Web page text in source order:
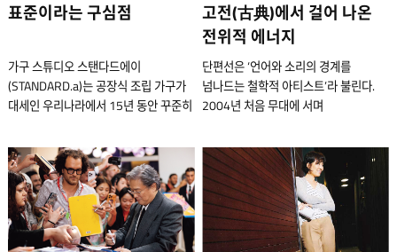
표준이라는 구심점
가구 스튜디오 스탠다드에이
(STANDARD.a)는 공장식 조립 가구가
대세인 우리나라에서 15년 동안 꾸준히
‘가치를 굳건히 지켜내는 것이
표준’이라는 이들의 믿음은 갤러리,
카페, 파인 다이닝 레스토랑,
복합문화공간 등 여러 공간에서 숨 쉬고
있다. 서울 서교동에 위치한
스탠다드에이의 쇼룸에서 이들을
고전(古典)에서 걸어 나온
전위적 에너지
단편선은 ‘언어와 소리의 경계를
넘나드는 철학적 아티스트’라 불린다.
2004년 처음 무대에 서며
실험적 음악 세계를 지속적으로
선보이며, 한국 인디 음악에 새로운
바람을 몰고 왔다. 국내 인디 신을
이야기할 때 빼놓을 수 없는 인물로
꼽힌다. 2024년 결성된 밴드 단편선
순간들의 리더 단편선은 독특한 발성을